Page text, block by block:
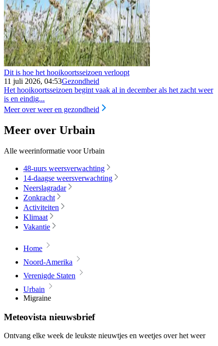
Dit is hoe het hooikoortsseizoen verloopt
11 juli 2026, 04:53Gezondheid
Het hooikoortsseizoen begint vaak al in december als het zacht weer
is en eindig...
Meer over weer en gezondheid
Meer over Urbain
Alle weerinformatie voor Urbain
48-uurs weersverwachting
14-daagse weersverwachting
Neerslagradar
Zonkracht
Activiteiten
Klimaat
Vakantie
Home
Noord-Amerika
Verenigde Staten
Urbain
Migraine
Meteovista nieuwsbrief
Ontvang elke week de leukste nieuwtjes en weetjes over het weer